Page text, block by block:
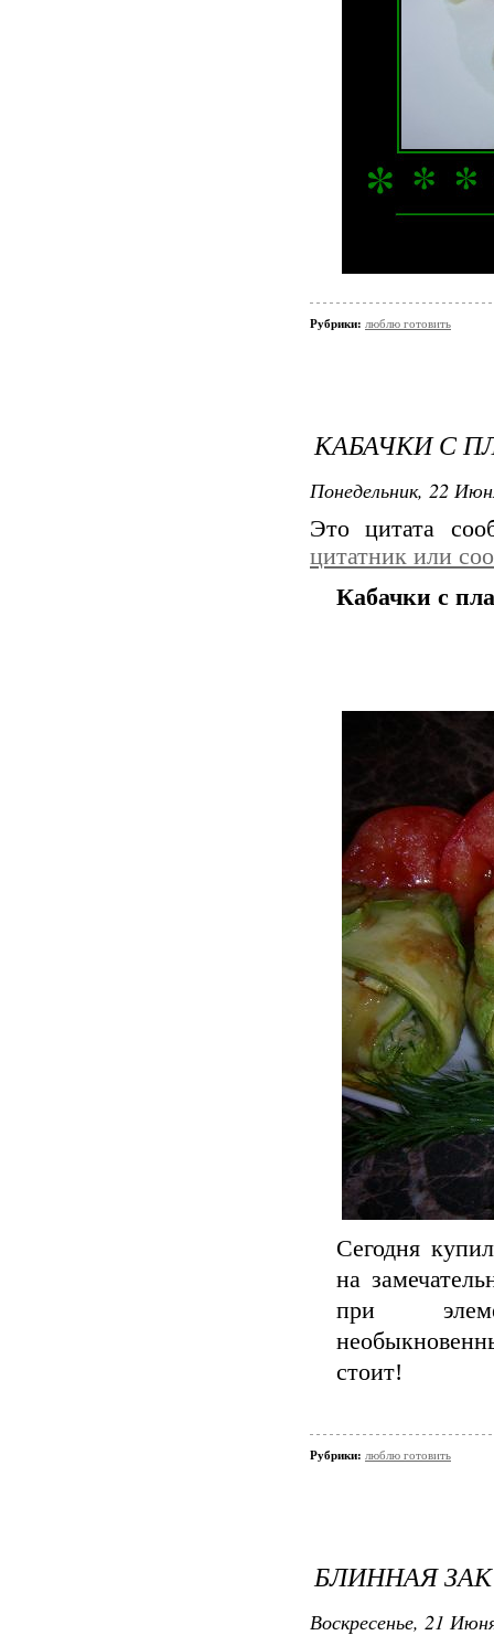
Рубрики: люблю готовить
КАБАЧКИ С
Понедельник, 22
Это цитата
цитатник или
Кабачки с
Сегодня
на
при
стоит!
Рубрики: люблю готовить
БЛИННАЯ
Воскресенье, 21